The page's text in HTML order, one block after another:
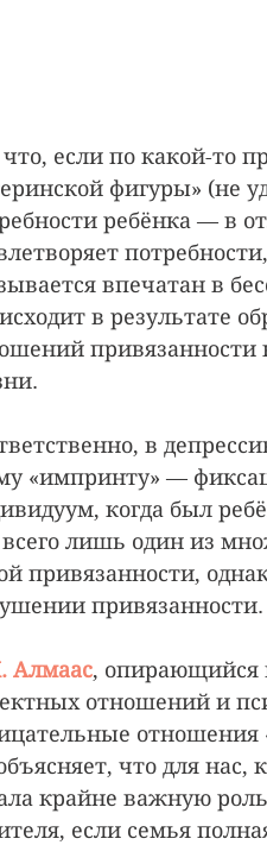
если по какой-то
фигуры» (не
ребёнка — в
впечатан в
в результате
привязанности
в
«импринту» —
когда был
всего лишь один из
привязанности,
привязанности.
Алмаас, опирающийся
отношений и
что для
крайне важную
если семья